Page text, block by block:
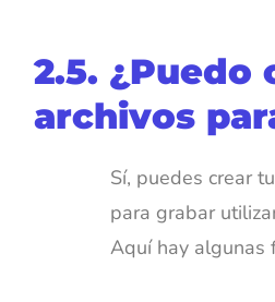
2.5. ¿Puedo
archivos
Sí, puedes crear
para grabar
Aquí hay algunas